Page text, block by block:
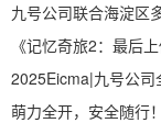
九号公司联合海淀区
《记忆奇旅2：最后
2025Eicma|九号公
萌力全开，安全随行